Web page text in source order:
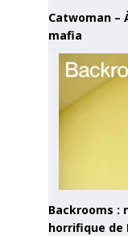
Catwoman –
mafia
Backrooms :
horrifique de